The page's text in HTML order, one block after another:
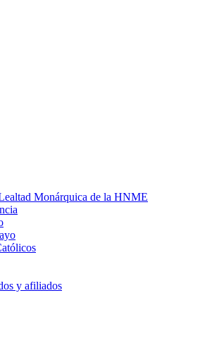
Monárquica de la HNME
y afiliados